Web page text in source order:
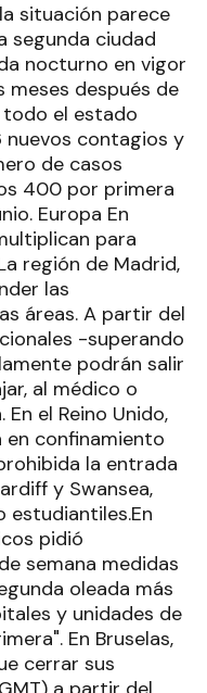
situación parece
segunda ciudad
nocturno en vigor
meses después de
todo el estado
contagios y
de casos
400 por primera
Europa En
para
región de Madrid,
las
áreas. A partir del
-superando
podrán salir
al médico o
el Reino Unido,
en confinamiento
la entrada
y Swansea,
estudiantiles.En
pidió
semana medidas
oleada más
y unidades de
En Bruselas,
cerrar sus